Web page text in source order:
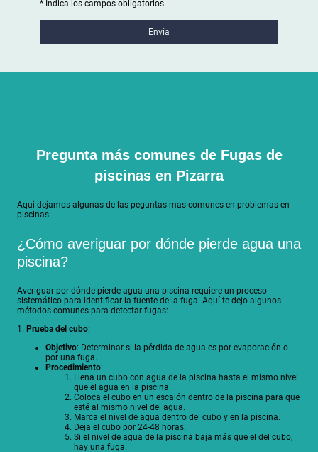
* Indica los campos obligatorios
Envía
Pregunta más comunes de Fugas de
piscinas en Pizarra
Aqui dejamos algunas de las peguntas mas comunes en problemas en
piscinas
¿Cómo averiguar por dónde pierde agua una
piscina?
Averiguar por dónde pierde agua una piscina requiere un proceso
sistemático para identificar la fuente de la fuga. Aquí te dejo algunos
métodos comunes para detectar fugas:
1. Prueba del cubo:
Objetivo: Determinar si la pérdida de agua es por evaporación o
por una fuga.
Procedimiento:
Llena un cubo con agua de la piscina hasta el mismo nivel
que el agua en la piscina.
Coloca el cubo en un escalón dentro de la piscina para que
esté al mismo nivel del agua.
Marca el nivel de agua dentro del cubo y en la piscina.
Deja el cubo por 24-48 horas.
Si el nivel de agua de la piscina baja más que el del cubo,
hay una fuga.